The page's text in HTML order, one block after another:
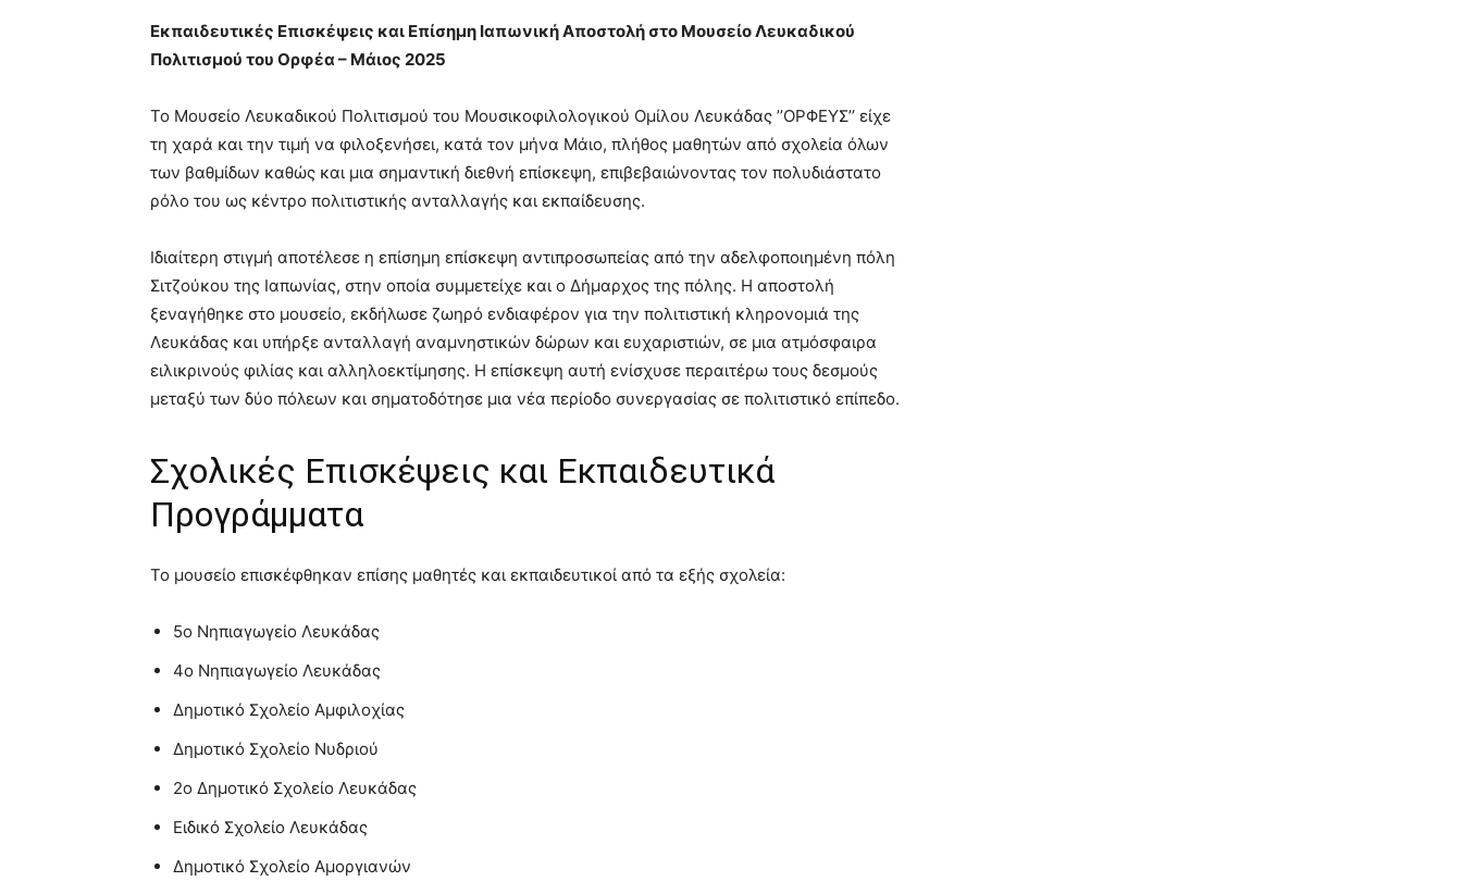
Εκπαιδευτικές Επισκέψεις και Επίσημη Ιαπωνική Αποστολή στο Μουσείο Λευκαδικού
Πολιτισμού του Ορφέα – Μάιος 2025
Το Μουσείο Λευκαδικού Πολιτισμού του Μουσικοφιλολογικού Ομίλου Λευκάδας ’’ΟΡΦΕΥΣ’’ είχε
τη χαρά και την τιμή να φιλοξενήσει, κατά τον μήνα Μάιο, πλήθος μαθητών από σχολεία όλων
των βαθμίδων καθώς και μια σημαντική διεθνή επίσκεψη, επιβεβαιώνοντας τον πολυδιάστατο
ρόλο του ως κέντρο πολιτιστικής ανταλλαγής και εκπαίδευσης.
Ιδιαίτερη στιγμή αποτέλεσε η επίσημη επίσκεψη αντιπροσωπείας από την αδελφοποιημένη πόλη
Σιτζούκου της Ιαπωνίας, στην οποία συμμετείχε και ο Δήμαρχος της πόλης. Η αποστολή
ξεναγήθηκε στο μουσείο, εκδήλωσε ζωηρό ενδιαφέρον για την πολιτιστική κληρονομιά της
Λευκάδας και υπήρξε ανταλλαγή αναμνηστικών δώρων και ευχαριστιών, σε μια ατμόσφαιρα
ειλικρινούς φιλίας και αλληλοεκτίμησης. Η επίσκεψη αυτή ενίσχυσε περαιτέρω τους δεσμούς
μεταξύ των δύο πόλεων και σηματοδότησε μια νέα περίοδο συνεργασίας σε πολιτιστικό επίπεδο.
Σχολικές Επισκέψεις και Εκπαιδευτικά
Προγράμματα
Το μουσείο επισκέφθηκαν επίσης μαθητές και εκπαιδευτικοί από τα εξής σχολεία:
5ο Νηπιαγωγείο Λευκάδας
4ο Νηπιαγωγείο Λευκάδας
Δημοτικό Σχολείο Αμφιλοχίας
Δημοτικό Σχολείο Νυδριού
2ο Δημοτικό Σχολείο Λευκάδας
Ειδικό Σχολείο Λευκάδας
Δημοτικό Σχολείο Αμοργιανών